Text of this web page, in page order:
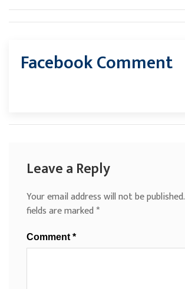
Facebook Comment
Leave a Reply
Your email address will not be published.
fields are marked*
Comment *